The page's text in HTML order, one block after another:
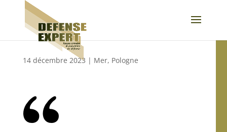
14 décembre 2023 | Mer, Pologne